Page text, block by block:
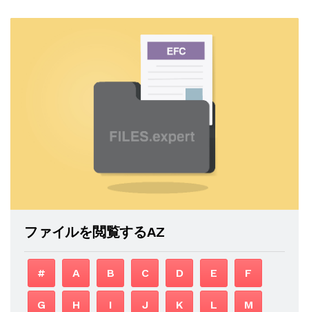
ファイルを閲覧するAZ
# A B C D E F
G H I J K L M